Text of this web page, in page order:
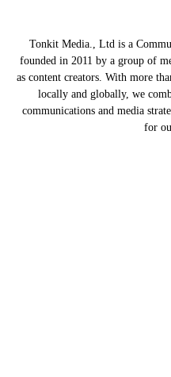
Tonkit Media., Ltd is a
founded in 2011 by a group of
as content creators. With more
locally and globally, we
communications and media
for